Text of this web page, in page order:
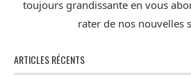
toujours grandissante en vous
rater de nos nouvelles
ARTICLES RÉCENTS